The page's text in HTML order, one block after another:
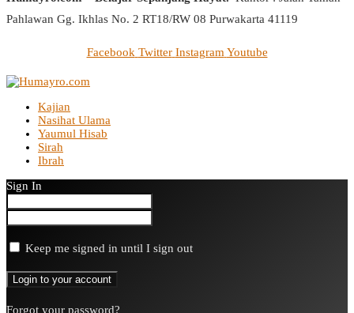
Pahlawan Gg. Ikhlas No. 2 RT18/RW 08 Purwakarta 41119
Facebook Twitter Instagram Youtube
Kajian
Nasihat Ulama
Yaumul Hisab
Sirah
Ibrah
Sign In
Keep me signed in until I sign out
Forgot your password?